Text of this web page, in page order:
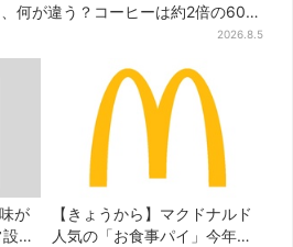
、何が違う？コーヒーは約2倍の600
2026.8.5
が
【きょうから】マクドナルド
人気の「お食事パイ」今年も